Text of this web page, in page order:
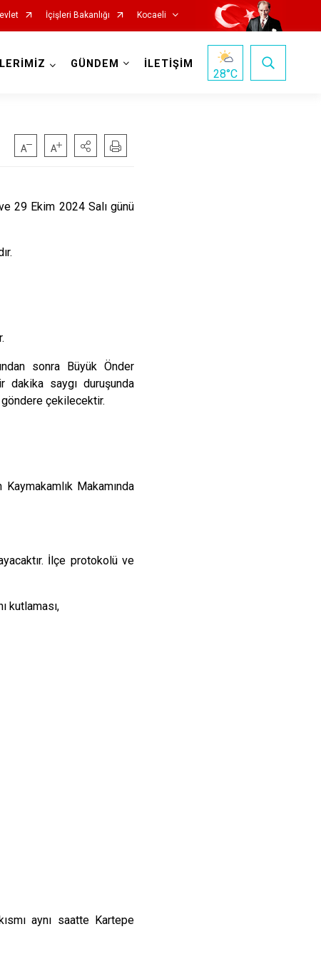
İçişleri Bakanlığı Kocaeli
Kartepe
GÜNDEM İLETİŞİM
28°C
Ekim 2024 Salı günü
sonra Büyük Önder
dakika saygı duruşunda
göndere çekilecektir.
Makamında
İlçe protokolü ve
kutlaması,
aynı saatte Kartepe